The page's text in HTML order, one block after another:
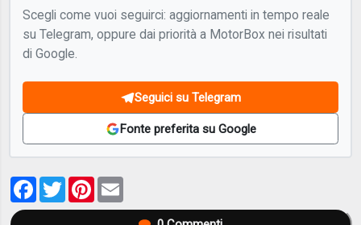
Scegli come vuoi seguirci: aggiornamenti in tempo reale
su Telegram, oppure dai priorità a MotorBox nei risultati
di Google.
Seguici su Telegram
Fonte preferita su Google
Facebook
TwitterPinterest